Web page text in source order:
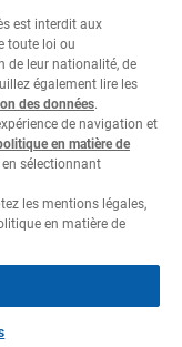
par
réclamations
Canova 16,
réservés
est interdit aux
toute loi ou
de leur nationalité, de
également lire les
des données.
de navigation et
en matière de
en sélectionnant
les mentions légales,
en matière de